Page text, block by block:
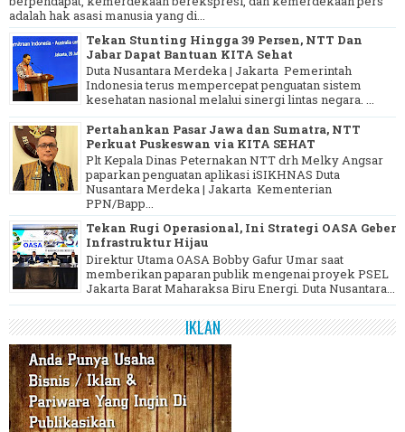
adalah hak asasi manusia yang di...
Tekan Stunting Hingga 39 Persen, NTT Dan
Jabar Dapat Bantuan KITA Sehat
Duta Nusantara Merdeka | Jakarta Pemerintah
Indonesia terus mempercepat penguatan sistem
kesehatan nasional melalui sinergi lintas negara. ...
Pertahankan Pasar Jawa dan Sumatra, NTT
Perkuat Puskeswan via KITA SEHAT
Plt Kepala Dinas Peternakan NTT drh Melky Angsar
paparkan penguatan aplikasi iSIKHNAS Duta
Nusantara Merdeka | Jakarta Kementerian
PPN/Bapp...
Tekan Rugi Operasional, Ini Strategi OASA Geber
Infrastruktur Hijau
Direktur Utama OASA Bobby Gafur Umar saat
memberikan paparan publik mengenai proyek PSEL
Jakarta Barat Maharaksa Biru Energi. Duta Nusantara...
IKLAN